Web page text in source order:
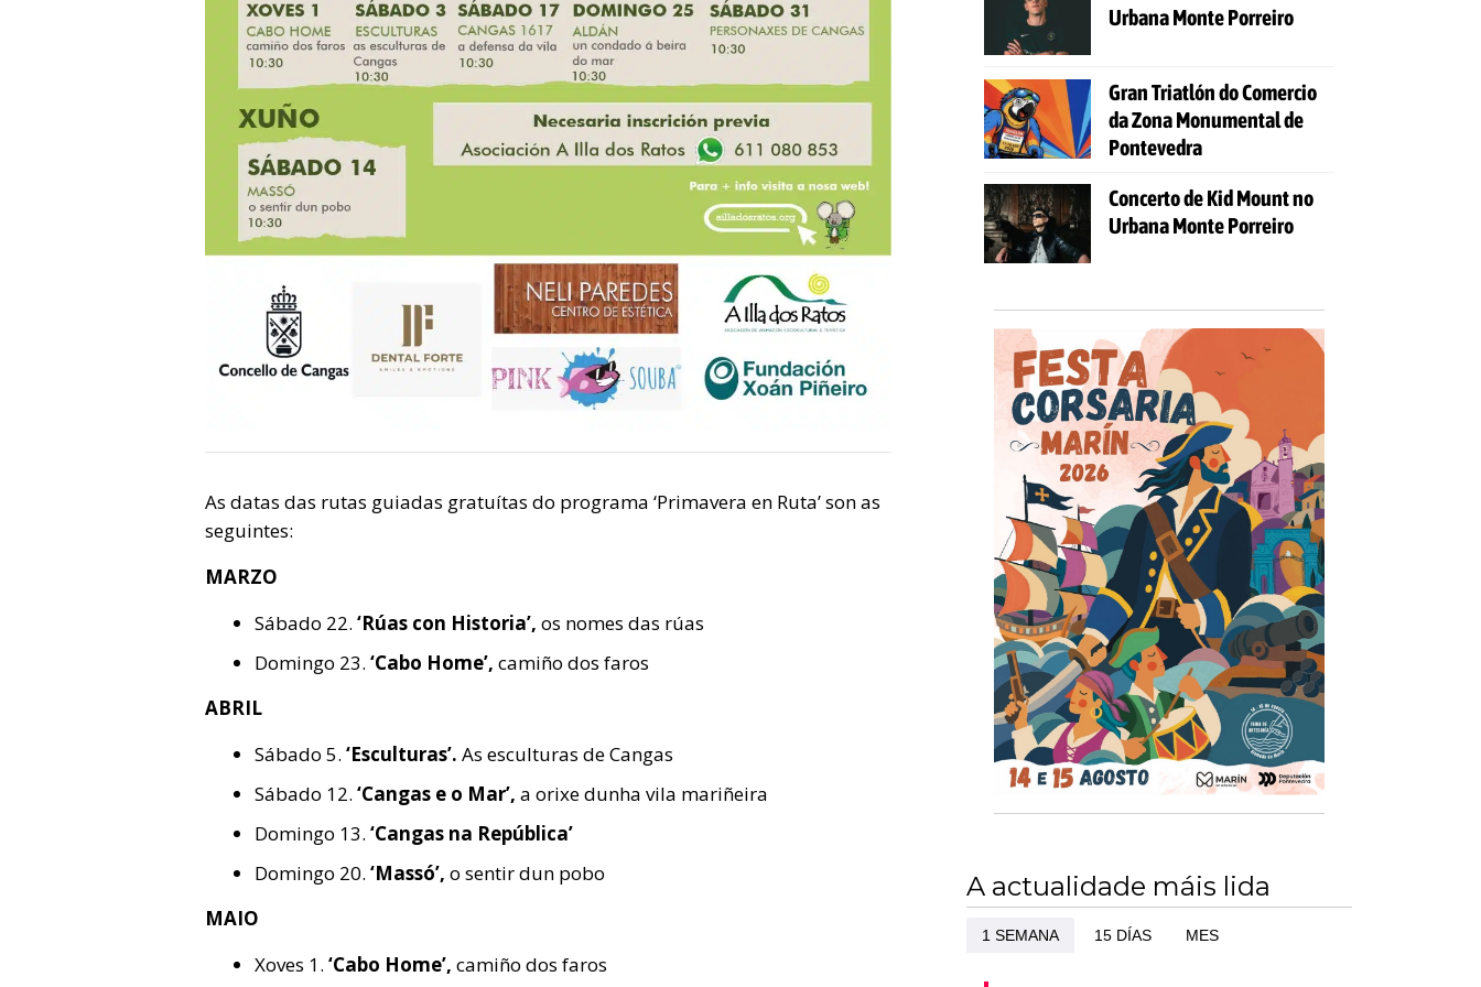
As datas das rutas guiadas gratuítas do programa ‘Primavera en Ruta’ son as
seguintes:
MARZO
Sábado 22. ‘Rúas con Historia’, os nomes das rúas
Domingo 23. ‘Cabo Home’, camiño dos faros
ABRIL
Sábado 5. ‘Esculturas’. As esculturas de Cangas
Sábado 12. ‘Cangas e o Mar’, a orixe dunha vila mariñeira
Domingo 13. ‘Cangas na República’
Domingo 20. ‘Massó’, o sentir dun pobo
MAIO
Xoves 1. ‘Cabo Home’, camiño dos faros
Urbana Monte Porreiro
Gran Triatlón do Comercio
da Zona Monumental de
Pontevedra
Concerto de Kid Mount no
Urbana Monte Porreiro
A actualidade máis lida
1 SEMANA 15 DÍAS MES